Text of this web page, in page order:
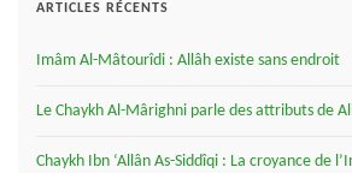
ARTICLES RÉCENTS
Imâm Al-Mâtourîdi : Allâh existe sans endroit
Le Chaykh Al-Mârighni parle des attributs de
Chaykh Ibn ‘Allân As-Siddîqi : La croyance de